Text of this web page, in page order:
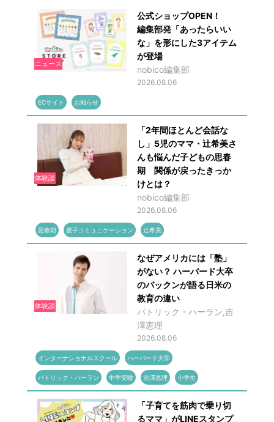
ニュース
公式ショップOPEN！
編集部発「あったらいい
な」を形にした3アイテム
が登場
nobico編集部
2026.08.06
ECサイト お知らせ
体験談
「2年間ほとんど会話な
し」5児のママ・辻希美さ
んも悩んだ子どもの思春
期 関係が戻ったきっか
けとは？
nobico編集部
2026.08.06
思春期 親子コミュニケーション 辻希美
体験談
なぜアメリカには「塾」
がない？ ハーバード大卒
のパックンが語る日米の
教育の違い
パトリック・ハーラン,吉
澤恵理
2026.08.06
インターナショナルスクール ハーバード大学
パトリック・ハーラン 中学受験 吉澤恵理 小学生
「子育てを筋肉で乗り切
るママ」がLINEスタンプ